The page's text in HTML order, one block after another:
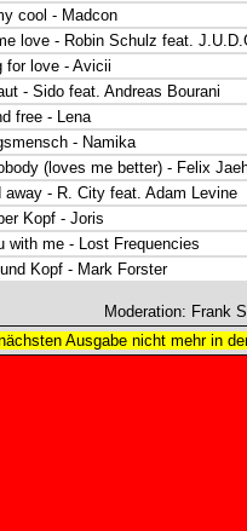
cool - Madcon
love - Robin Schulz feat.
for love - Avicii
- Sido feat. Andreas Bourani
free - Lena
- Namika
(loves me better) - Felix
away - R. City feat. Adam Levine
Kopf - Joris
with me - Lost Frequencies
Kopf - Mark Forster
Moderation: Frank
Ausgabe nicht mehr in